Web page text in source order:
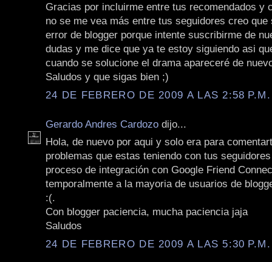
Gracias por incluirme entre tus recomendados y
no se me vea más entre tus seguidores creo que
error de blogger porque intente suscribirme de
dudas y me dice que ya te estoy siguiendo asi
cuando se solucione el drama apareceré de
Saludos y que sigas bien ;)
24 DE FEBRERO DE 2009 A LAS 2:58 P.M.
Gerardo Andres Cardozo dijo...
Hola, de nuevo por aqui y solo era para
problemas que estas teniendo con tus
proceso de integración con Google Friend
temporalmente a la mayoria de usuarios de
:(.
Con blogger paciencia, mucha paciencia jaja
Saludos
24 DE FEBRERO DE 2009 A LAS 5:30 P.M.